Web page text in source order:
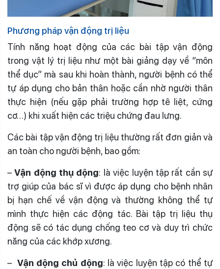
Phương pháp vận động trị liệu
Tính năng hoạt động của các bài tập vận động
trong vật lý trị liệu như một bài giảng dạy về “môn
thể dục” mà sau khi hoàn thành, người bệnh có thể
tự áp dụng cho bản thân hoặc cần nhờ người thân
thực hiện (nếu gặp phải trường hợp tê liệt, cứng
cơ…) khi xuất hiện các triệu chứng đau lưng.
Các bài tập vận động trị liệu thường rất đơn giản và
an toàn cho người bệnh, bao gồm:
–Vận động thụ động: là việc luyện tập rất cần sự
trợ giúp của bác sĩ vì được áp dụng cho bệnh nhân
bị hạn chế về vận động và thường không thể tự
mình thực hiện các động tác. Bài tập trị liệu thụ
động sẽ có tác dụng chống teo cơ và duy trì chức
năng của các khớp xương.
– Vận động chủ động: là việc luyện tập có thể tự